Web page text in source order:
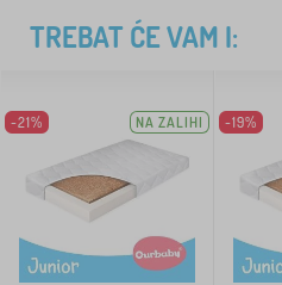
TREBAT ĆE VAM I:
-21% NA ZALIHI -19%